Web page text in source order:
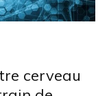
cerveau